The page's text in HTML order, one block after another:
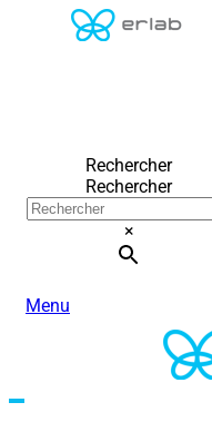
Rechercher
Rechercher
×
Menu